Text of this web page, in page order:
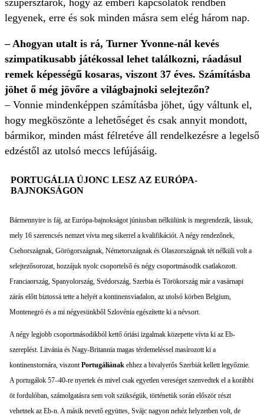
szupersztárok, hogy az emberi kapcsolatok rendben
legyenek, erre és sok minden másra sem elég három nap.
– Ahogyan utalt is rá, Turner Yvonne-nál kevés
szimpatikusabb játékossal lehet találkozni, ráadásul
remek képességű kosaras, viszont 37 éves. Számításba
jöhet ő még jövőre a világbajnoki selejtezőn?
– Vonnie mindenképpen számításba jöhet, úgy váltunk el,
hogy megköszönte a lehetőséget és csak annyit mondott,
bármikor, minden mást félretéve áll rendelkezésre a legelső
edzéstől az utolsó meccs lefújásáig.
Bármennyire is fáj, az Európa-bajnokságot júniusban nélkülünk is megrendezik, lássuk,
mely 16 szerencsés nemzet vívta meg sikerrel a kvalifikációt. A négy rendezőnek,
Csehországnak, Görögországnak, Németországnak és Olaszországnak tét nélküli volt a
selejtezősorozat, hozzájuk nyolc csoportelső és négy csoportmásodik csatlakozott.
Franciaország, Spanyolország, Svédország, Szerbia és Törökország már a vasárnapi
zárás előtt biztossá tette a helyét a kontinensviadalon, az utolsó körben Belgium,
Montenegró és a mi négyesünkből Szlovénia egészítette ki a névsort.
A négy legjobb csoportmásodikból kettő óriási izgalmak közepette vívta ki az Eb-
szereplést. Litvánia és Nagy-Britannia magas térdemeléssel masírozott ki a
kontinenstornára, viszontPortugáliának ehhez a bivalyerős Szerbiát kellett legyőznie.
A portugálok 57–40-re nyertek és mivel csak egyetlen vereséget szenvedtek el a korábbi
öt fordulóban, számolgatásra sem volt szükségük, történetük során először részt
vehetnek az Eb-n. A másik nevető együttes, Svájc nagyon nehéz helyzetben volt, de
PORTUGÁLIA ÚJONC LESZ AZ EURÓPA-
BAJNOKSÁGON